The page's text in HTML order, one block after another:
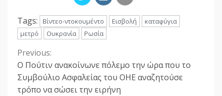
Tags: Βίντεο-ντοκουμέντο Εισβολή
καταφύγια
μετρό
Ουκρανία Ρωσία
Continue
Reading
Previous:
Ο Πούτιν ανακοίνωνε πόλεμο την ώρα που το
Συμβούλιο Ασφαλείας του ΟΗΕ αναζητούσε
τρόπο να σώσει την ειρήνη